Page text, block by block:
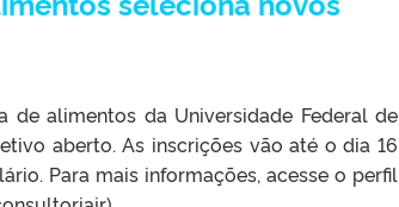
de alimentos da Universidade Federal de
aberto. As inscrições vão até o dia 16
Para mais informações, acesse o perfil